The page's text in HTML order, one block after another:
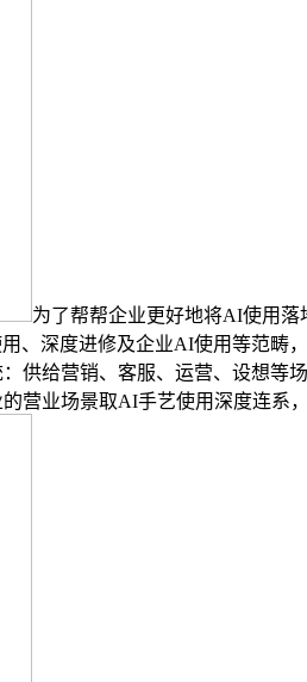
为了帮帮企业更好地将AI使用
、深度进修及企业AI使用等范畴
供给营销、客服、运营、设想等
业场景取AI手艺使用深度连系